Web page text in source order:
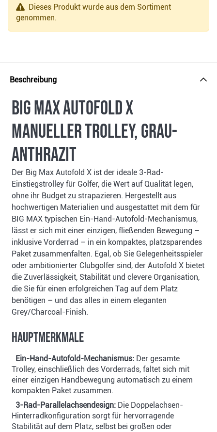
Dieses Produkt wurde aus dem Sortiment
genommen.
Beschreibung
Big Max Autofold X
manueller Trolley, grau-
anthrazit
Der Big Max Autofold X ist der ideale 3-Rad-
Einstiegstrolley für Golfer, die Wert auf Qualität legen,
ohne ihr Budget zu strapazieren. Hergestellt aus
hochwertigen Materialien und ausgestattet mit dem für
BIG MAX typischen Ein-Hand-Autofold-Mechanismus,
lässt er sich mit einer einzigen, fließenden Bewegung –
inklusive Vorderrad – in ein kompaktes, platzsparendes
Paket zusammenfalten. Egal, ob Sie Gelegenheitsspieler
oder ambitionierter Clubgolfer sind, der Autofold X bietet
die Zuverlässigkeit, Stabilität und clevere Organisation,
die Sie für einen erfolgreichen Tag auf dem Platz
benötigen – und das alles in einem eleganten
Grey/Charcoal-Finish.
Hauptmerkmale
Ein-Hand-Autofold-Mechanismus: Der gesamte
Trolley, einschließlich des Vorderrads, faltet sich mit
einer einzigen Handbewegung automatisch zu einem
kompakten Paket zusammen.
3-Rad-Parallelachsendesign: Die Doppelachsen-
Hinterradkonfiguration sorgt für hervorragende
Stabilität auf dem Platz, selbst bei großen oder